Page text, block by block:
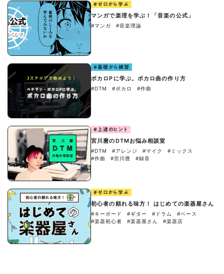
#ゼロから学ぶ
マンガで楽理を学ぶ！「音楽の公式」
#マンガ #音楽理論
#基礎から練習
ボカロPに学ぶ。ボカロ曲の作り方
#DTM #ボカロ #作曲
#上達のヒント
宮川麿のDTMお悩み相談室
#DTM #アレンジ #マイク
#ミックス
#作曲
#宮川麿 #録音
#ゼロから学ぶ
初心者の頼れる味方！ はじめての楽器屋さん
#キーボード #ギター #ドラム
#ベース
#楽器初心者
#楽器屋さん #楽器店